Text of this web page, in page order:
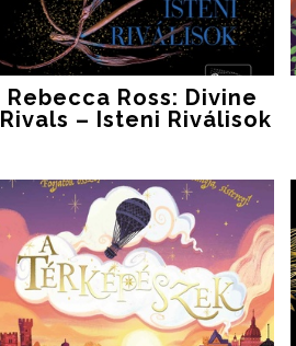
Rebecca Ross: Divine ​
Rivals – Isteni Riválisok